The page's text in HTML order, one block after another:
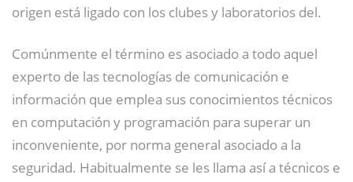
origen está ligado con los clubes y laboratorios del.
Comúnmente el término es asociado a todo aquel
experto de las tecnologías de comunicación e
información que emplea sus conocimientos técnicos
en computación y programación para superar un
inconveniente, por norma general asociado a la
seguridad. Habitualmente se les llama así a técnicos e